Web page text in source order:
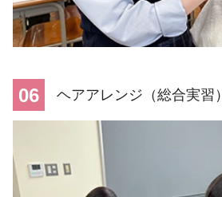
06 ヘアアレンジ（総合実習）